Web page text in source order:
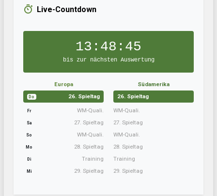
Live-Countdown
13:48:44
bis zur nächsten Auswertung
Europa
Do 26. Spieltag
Fr WM-Quali.
Sa 27. Spieltag
So WM-Quali.
Mo 28. Spieltag
Di Training
Mi 29. Spieltag
Südamerika
26. Spieltag
WM-Quali.
27. Spieltag
WM-Quali.
28. Spieltag
Training
29. Spieltag